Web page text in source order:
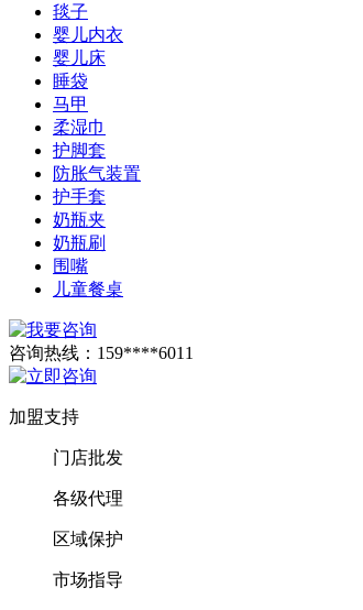
毯子
婴儿内衣
婴儿床
睡袋
马甲
柔湿巾
护脚套
防胀气装置
护手套
奶瓶夹
奶瓶刷
围嘴
儿童餐桌
咨询热线： 159****6011
加盟支持
门店批发
各级代理
区域保护
市场指导